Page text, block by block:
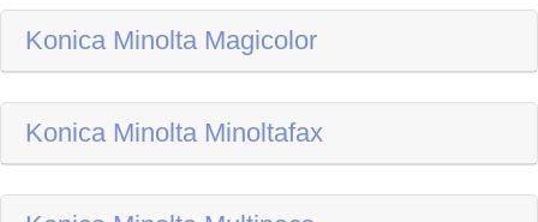
Konica Minolta Magicolor
Konica Minolta Minoltafax